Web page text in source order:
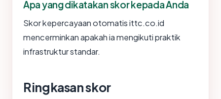
Apa yang dikatakan skor kepada Anda
Skor kepercayaan otomatis ittc.co.id
mencerminkan apakah ia mengikuti praktik
infrastruktur standar.
Ringkasan skor